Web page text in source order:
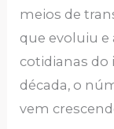
meios de
que evoluiu
cotidianas do
década, o
vem